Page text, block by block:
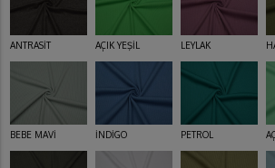
ANTRASİT AÇIK YEŞİL LEYLAK
BEBE MAVİ İNDİGO PETROL